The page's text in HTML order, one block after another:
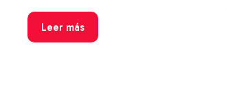
Leer más